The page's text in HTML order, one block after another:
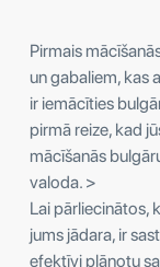
Pirmais
un gabaliem, kas
ir iemācīties
pirmā reize, kad
mācīšanās
valoda. >
Lai pārliecinātos,
jums jādara, ir
efektīvi plānotu